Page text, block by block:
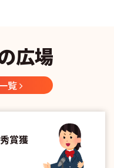
広場
覧
賞獲